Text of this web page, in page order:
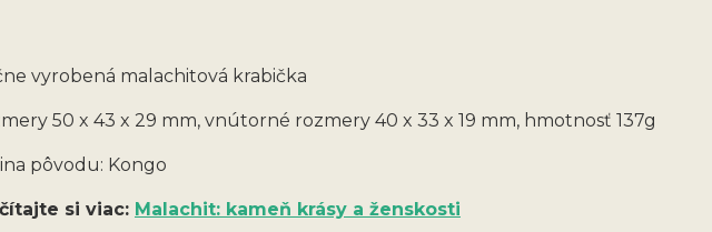
vyrobená malachitová krabička
50 x 43 x 29 mm, vnútorné rozmery 40 x 33 x 19 mm, hmotnosť 137g
pôvodu: Kongo
si viac: Malachit: kameň krásy a ženskosti